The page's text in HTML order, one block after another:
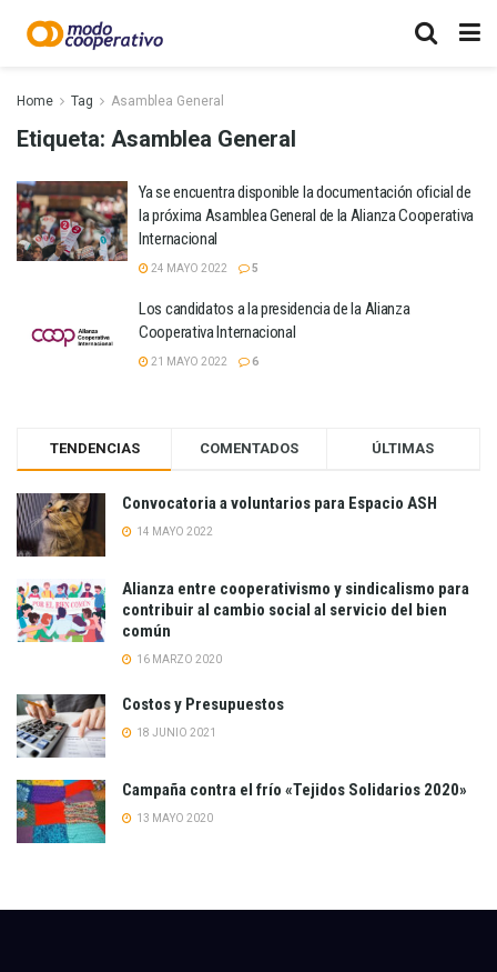
Home Tag Asamblea General
Etiqueta: Asamblea General
Ya se encuentra disponible la documentación oficial de
la próxima Asamblea General de la Alianza Cooperativa
Internacional
24 MAYO 2022 5
Los candidatos a la presidencia de la Alianza
Cooperativa Internacional
21 MAYO 2022 6
TENDENCIAS COMENTADOS ÚLTIMAS
Convocatoria a voluntarios para Espacio ASH
14 MAYO 2022
Alianza entre cooperativismo y sindicalismo para
contribuir al cambio social al servicio del bien
común
16 MARZO 2020
Costos y Presupuestos
18 JUNIO 2021
Campaña contra el frío «Tejidos Solidarios 2020»
13 MAYO 2020